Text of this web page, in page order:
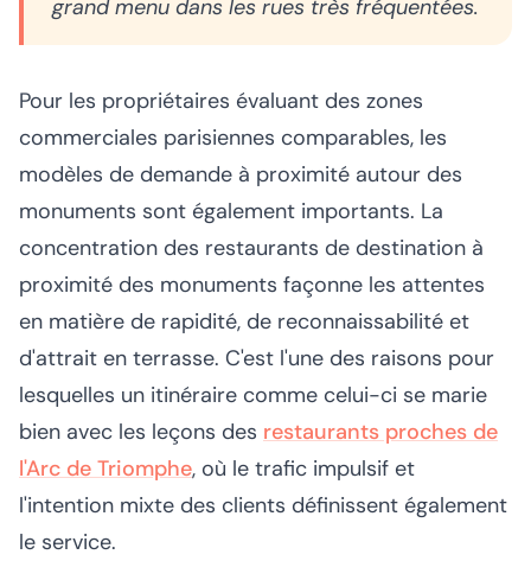
grand menu dans les rues très fréquentées.
Pour les propriétaires évaluant des zones
commerciales parisiennes comparables, les
modèles de demande à proximité autour des
monuments sont également importants. La
concentration des restaurants de destination à
proximité des monuments façonne les attentes
en matière de rapidité, de reconnaissabilité et
d'attrait en terrasse. C'est l'une des raisons pour
lesquelles un itinéraire comme celui-ci se marie
bien avec les leçons des restaurants proches de
l'Arc de Triomphe, où le trafic impulsif et
l'intention mixte des clients définissent également
le service.